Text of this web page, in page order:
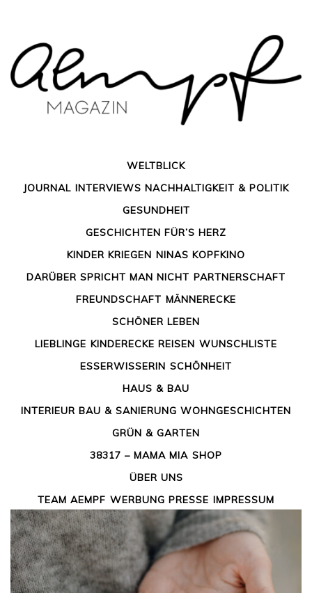
content
WELTBLICK
JOURNAL INTERVIEWS NACHHALTIGKEIT & POLITIK
GESUNDHEIT
GESCHICHTEN FÜR’S HERZ
KINDER KRIEGEN NINAS KOPFKINO
DARÜBER SPRICHT MAN NICHT PARTNERSCHAFT
FREUNDSCHAFT MÄNNERECKE
SCHÖNER LEBEN
LIEBLINGE KINDERECKE REISEN WUNSCHLISTE
ESSERWISSERIN SCHÖNHEIT
HAUS & BAU
INTERIEUR BAU & SANIERUNG WOHNGESCHICHTEN
GRÜN & GARTEN
38317 – MAMA MIA SHOP
ÜBER UNS
TEAM AEMPF WERBUNG PRESSE IMPRESSUM
Das Geld anderer Familien:
Leider Neider
PUBLISHED ON8. JULI 2021 BYALINA